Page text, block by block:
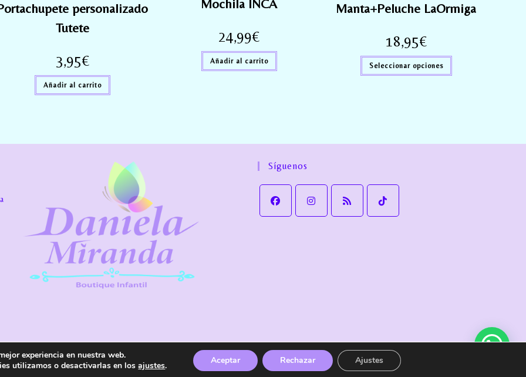
personalizado
Tutete
3,95€
Añadir al carrito
Mochila INCA
24,99€
Añadir al carrito
Manta+Peluche LaOrmiga
18,95€
Seleccionar opciones
Síguenos
Política de Privacidad Política de cookies
Política de Envío y devoluciones
Accesibilidad
reservados.
experiencia en nuestra web.
utilizamos o desactivarlas en losajustes. Aceptar Rechazar Ajustes